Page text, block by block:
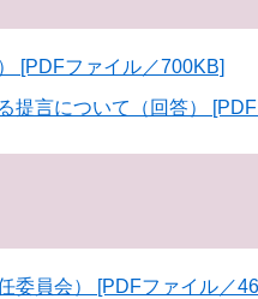
[PDFファイル／700KB]
提言について（回答）
委員会） [PDFファイル／